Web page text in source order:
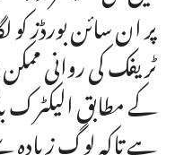
پر ان سائن بورڈز
ٹریفک کی روانی
کے مطابق
ہے تاکہ لوگ زیادہ